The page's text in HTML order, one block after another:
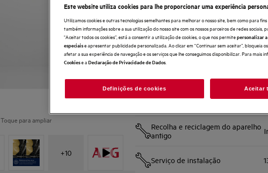
Toque para ampliar
+10
a loiça impecável
Com cobertura até 3 vezes superior, alcança
para uma limpeza potente e eficaz
QuickSelect ajuda-o a poupar água e energia.
Compre diretamente à AEG e obtenha*
Devolução ampliada até 30 dias
Recolha e reciclagem do aparelho
antigo
Serviço de instalação
Este website utiliza cookies para lhe proporcionar uma experiência
Utilizamos cookies e outras tecnologias semelhantes para melhorar o nosso site, bem como para
também informações sobre a sua utilização do nosso site com os nossos parceiros de redes sociais,
"Aceitar todos os cookies”, está a consentir a utilização de cookies, o que nos permitepersonalizar
especiaise apresentar publicidade personalizada. Ao clicar em “Continuar sem aceitar”, bloqueia
afetar a sua experiência de navegação e os serviços que lhe conseguimos disponibilizar. Para mais
Cookiese aDeclaração de Privacidade de Dados
Definições de cookies Aceitar